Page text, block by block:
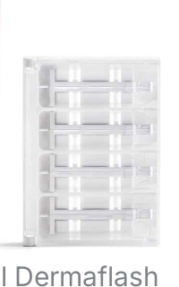
Dermaflash